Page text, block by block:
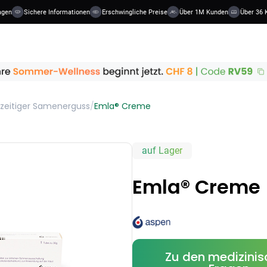
Sichere Informationen Erschwingliche Preise Über 1M Kunden Über 36
Samenerguss/Emla® Creme
auf Lager
Emla® Creme
Zu den